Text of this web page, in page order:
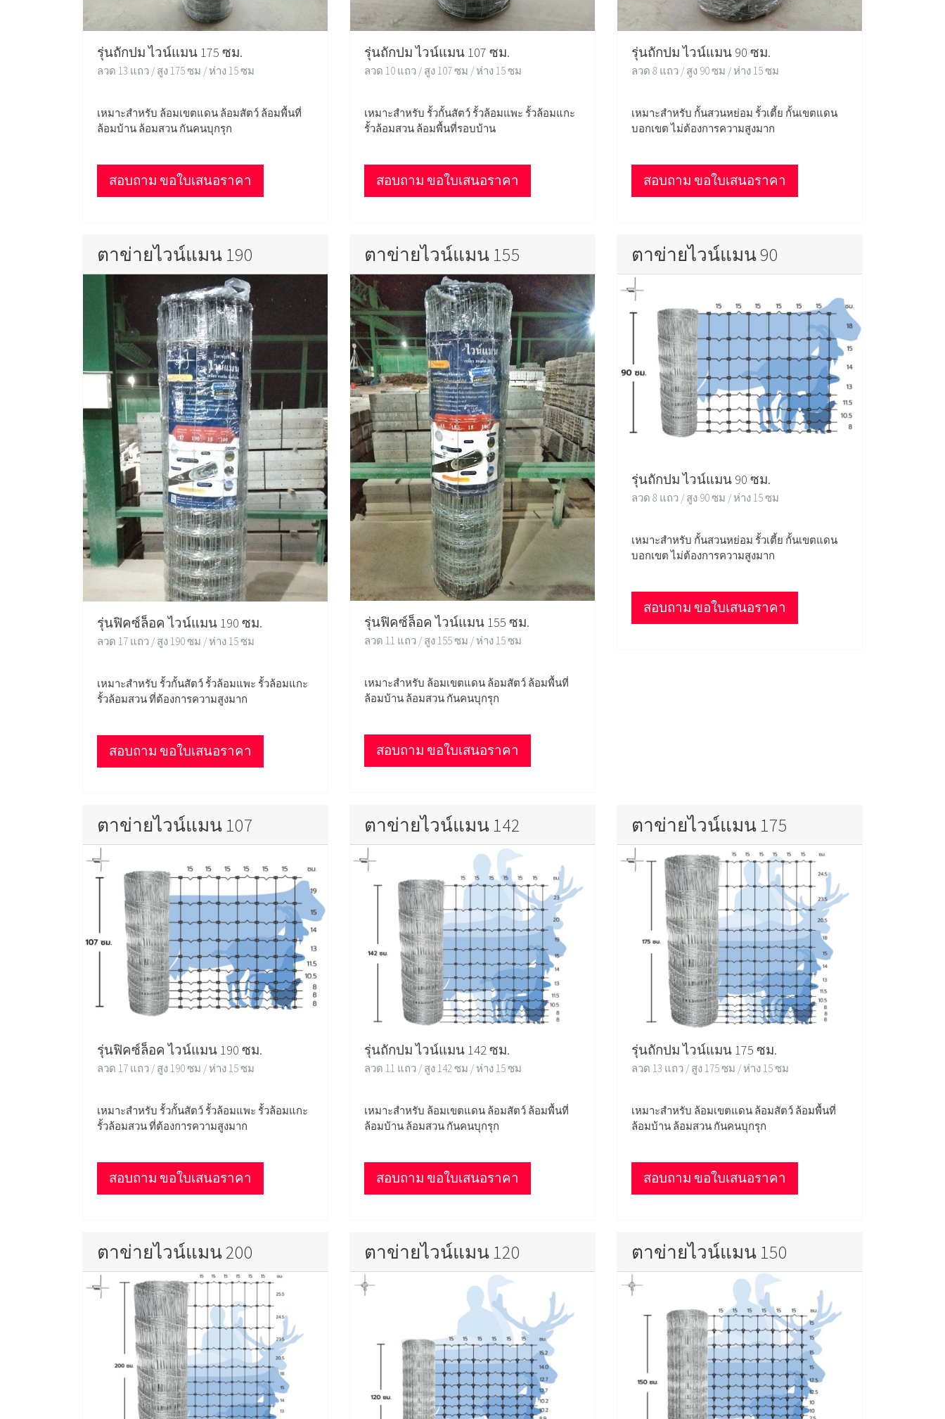
รุ่นถักปม ไวน์แมน 175 ซม.
ลวด 13 แถว / สูง 175 ซม / ห่าง 15 ซม
เหมาะสำหรับ ล้อมเขตแดน ล้อมสัตว์ ล้อมพื้นที่
ล้อมบ้าน ล้อมสวน กันคนบุกรุก
สอบถาม ขอใบเสนอราคา
รุ่นถักปม ไวน์แมน 107 ซม.
ลวด 10 แถว / สูง 107 ซม / ห่าง 15 ซม
เหมาะสำหรับ รั้วกั้นสัตว์ รั้วล้อมแพะ รั้วล้อมแกะ
รั้วล้อมสวน ล้อมพื้นที่รอบบ้าน
สอบถาม ขอใบเสนอราคา
รุ่นถักปม ไวน์แมน 90 ซม.
ลวด 8 แถว / สูง 90 ซม / ห่าง 15 ซม
เหมาะสำหรับ กั้นสวนหย่อม รั้วเตี้ย กั้นเขตแดน
บอกเขต ไม่ต้องการความสูงมาก
สอบถาม ขอใบเสนอราคา
ตาข่ายไวน์แมน 190
รุ่นฟิคซ์ล็อค ไวน์แมน 190 ซม.
ลวด 17 แถว / สูง 190 ซม / ห่าง 15 ซม
เหมาะสำหรับ รั้วกั้นสัตว์ รั้วล้อมแพะ รั้วล้อมแกะ
รั้วล้อมสวน ที่ต้องการความสูงมาก
สอบถาม ขอใบเสนอราคา
ตาข่ายไวน์แมน 155
รุ่นฟิคซ์ล็อค ไวน์แมน 155 ซม.
ลวด 11 แถว / สูง 155 ซม / ห่าง 15 ซม
เหมาะสำหรับ ล้อมเขตแดน ล้อมสัตว์ ล้อมพื้นที่
ล้อมบ้าน ล้อมสวน กันคนบุกรุก
สอบถาม ขอใบเสนอราคา
ตาข่ายไวน์แมน 90
รุ่นถักปม ไวน์แมน 90 ซม.
ลวด 8 แถว / สูง 90 ซม / ห่าง 15 ซม
เหมาะสำหรับ กั้นสวนหย่อม รั้วเตี้ย กั้นเขตแดน
บอกเขต ไม่ต้องการความสูงมาก
สอบถาม ขอใบเสนอราคา
ตาข่ายไวน์แมน 107
รุ่นฟิคซ์ล็อค ไวน์แมน 190 ซม.
ลวด 17 แถว / สูง 190 ซม / ห่าง 15 ซม
เหมาะสำหรับ รั้วกั้นสัตว์ รั้วล้อมแพะ รั้วล้อมแกะ
รั้วล้อมสวน ที่ต้องการความสูงมาก
สอบถาม ขอใบเสนอราคา
ตาข่ายไวน์แมน 142
รุ่นถักปม ไวน์แมน 142 ซม.
ลวด 11 แถว / สูง 142 ซม / ห่าง 15 ซม
เหมาะสำหรับ ล้อมเขตแดน ล้อมสัตว์ ล้อมพื้นที่
ล้อมบ้าน ล้อมสวน กันคนบุกรุก
สอบถาม ขอใบเสนอราคา
ตาข่ายไวน์แมน 175
รุ่นถักปม ไวน์แมน 175 ซม.
ลวด 13 แถว / สูง 175 ซม / ห่าง 15 ซม
เหมาะสำหรับ ล้อมเขตแดน ล้อมสัตว์ ล้อมพื้นที่
ล้อมบ้าน ล้อมสวน กันคนบุกรุก
สอบถาม ขอใบเสนอราคา
ตาข่ายไวน์แมน 200 ตาข่ายไวน์แมน 120 ตาข่ายไวน์แมน 150